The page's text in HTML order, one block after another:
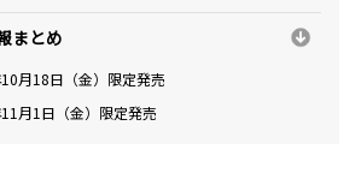
まとめ
月18日（金）限定発売
月1日（金）限定発売